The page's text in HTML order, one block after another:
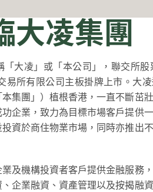
大凌集團
「大凌」或「本公司」，聯交所
易所有限公司主板掛牌上市。大
本集團」）植根香港，一直不斷茁
企業，致力為目標市場客戶提供
資於商住物業市場，同時亦推出
及機構投資者客戶提供金融服務
企業融資、資產管理以及按揭融